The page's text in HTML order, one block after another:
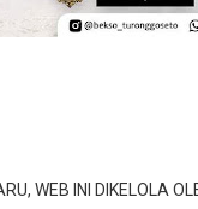
WEB INI DIKELOLA